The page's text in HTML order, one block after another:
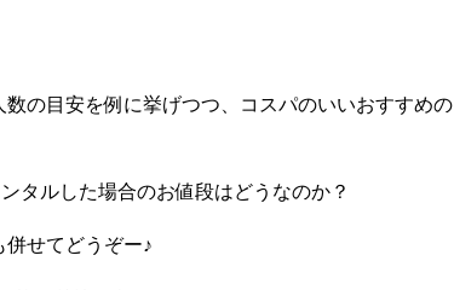
の目安を例に挙げつつ、コスパのいいおすすめの
タルした場合のお値段はどうなのか？
せてどうぞー♪